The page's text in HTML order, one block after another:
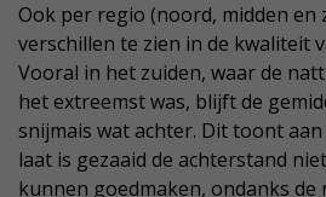
Ook per regio (noord, midden en
verschillen te zien in de kwaliteit
Vooral in het zuiden, waar de
het extreemst was, blijft de
snijmais wat achter. Dit toont
laat is gezaaid de achterstand
kunnen goedmaken, ondanks